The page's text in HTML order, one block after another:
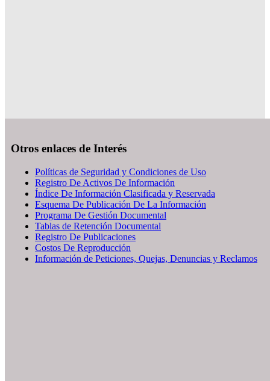
Otros enlaces de Interés
Políticas de Seguridad y Condiciones de Uso
Registro De Activos De Información
Índice De Información Clasificada y Reservada
Esquema De Publicación De La Información
Programa De Gestión Documental
Tablas de Retención Documental
Registro De Publicaciones
Costos De Reproducción
Información de Peticiones, Quejas, Denuncias y Reclamos